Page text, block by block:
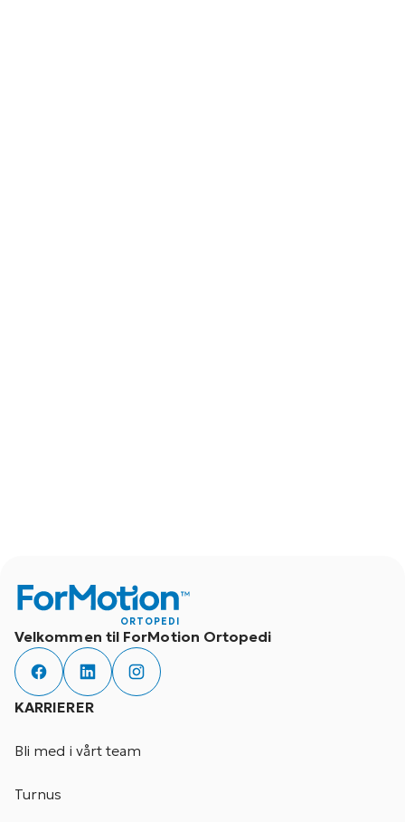
ORTOPEDI
Velkommen til ForMotion Ortopedi
KARRIERER
Bli med i vårt team
Turnus